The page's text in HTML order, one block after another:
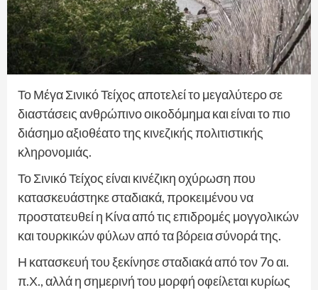
Το Μέγα Σινικό Τείχος αποτελεί το μεγαλύτερο σε
διαστάσεις ανθρώπινο οικοδόμημα και είναι το πιο
διάσημο αξιοθέατο της κινεζικής πολιτιστικής
κληρονομιάς.
Το Σινικό Τείχος είναι κινέζικη οχύρωση που
κατασκευάστηκε σταδιακά, προκειμένου να
προστατευθεί η Κίνα από τις επιδρομές μογγολικών
και τουρκικών φύλων από τα βόρεια σύνορά της.
Η κατασκευή του ξεκίνησε σταδιακά από τον 7ο αι.
π.Χ., αλλά η σημερινή του μορφή οφείλεται κυρίως